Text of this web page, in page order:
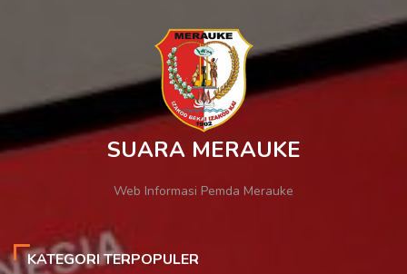
SUARA MERAUKE
Web Informasi Pemda Merauke
KATEGORI TERPOPULER